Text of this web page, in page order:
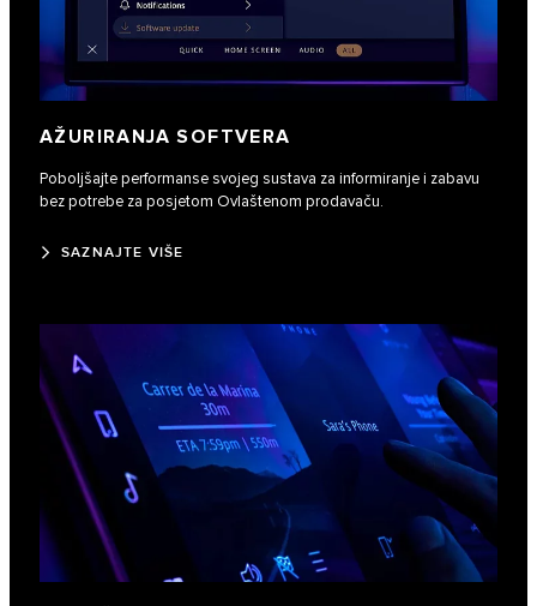
AŽURIRANJA SOFTVERA
Poboljšajte performanse svojeg sustava za informiranje i zabavu
bez potrebe za posjetom Ovlaštenom prodavaču.
SAZNAJTE VIŠE